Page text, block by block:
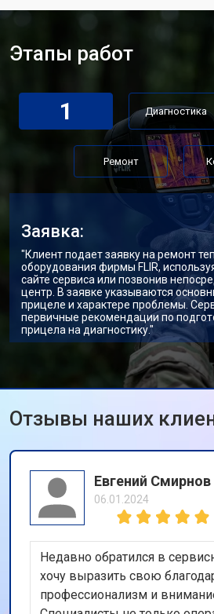
Этапы работ
1 Диагностика
Ремонт
Заявка:
"Клиент подает заявку на ремонт
оборудования фирмы FLIR,
сайте сервиса или позвонив
центр. В заявке указываются
прицеле и характере проблемы.
первичные рекомендации по
прицела на диагностику."
Отзывы наших
Евгений Смирнов
06.01.2024
Недавно обратился в
хочу выразить свою
профессионализм и